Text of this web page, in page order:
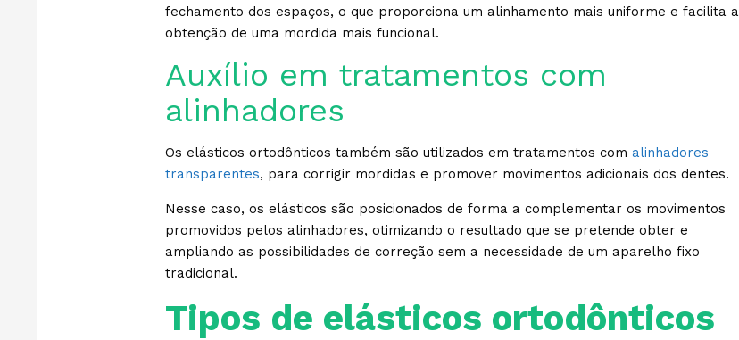
fechamento dos espaços, o que proporciona um alinhamento mais uniforme e facilita a
obtenção de uma mordida mais funcional.
Auxílio em tratamentos com
alinhadores
Os elásticos ortodônticos também são utilizados em tratamentos com alinhadores
transparentes, para corrigir mordidas e promover movimentos adicionais dos dentes.
Nesse caso, os elásticos são posicionados de forma a complementar os movimentos
promovidos pelos alinhadores, otimizando o resultado que se pretende obter e
ampliando as possibilidades de correção sem a necessidade de um aparelho fixo
tradicional.
Tipos de elásticos ortodônticos